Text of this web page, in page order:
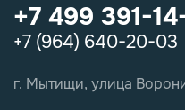
+7 499 391-
+7 (964) 640-20-03
г. Мытищи, улица